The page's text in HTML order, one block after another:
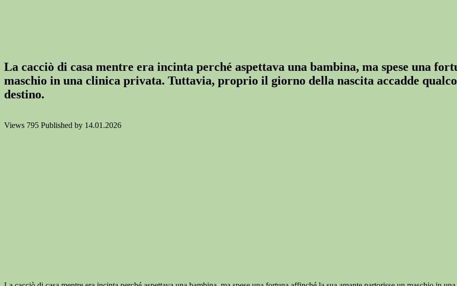
La cacciò di casa mentre era incinta perché aspettava una bambina, ma spese una
maschio in una clinica privata. Tuttavia, proprio il giorno della nascita accadde
destino.
Views 795 Published by 14.01.2026